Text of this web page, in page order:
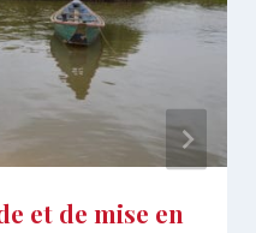
et de mise en